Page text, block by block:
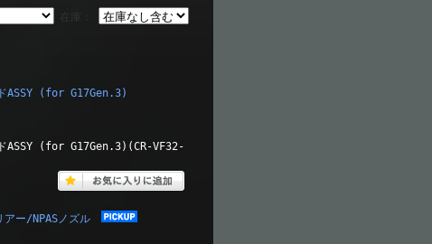
ドASSY (for G17Gen.3)
ドASSY (for G17Gen.3)(CR-VF32-
アー/NPASノズル